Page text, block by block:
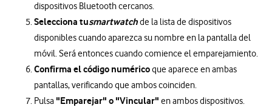
dispositivos Bluetooth cercanos.
Selecciona tusmartwatchde la lista de dispositivos
disponibles cuando aparezca su nombre en la pantalla del
móvil. Será entonces cuando comience el emparejamiento.
Confirma el código numéricoque aparece en ambas
pantallas, verificando que ambos coinciden.
Pulsa "Emparejar" o "Vincular" en ambos dispositivos.